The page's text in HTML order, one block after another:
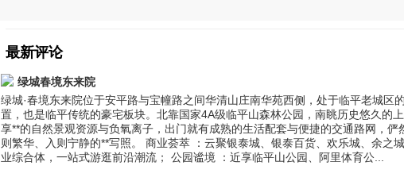
最新评论
绿城春境东来院
绿城·春境东来院位于安平路与宝幢路之间华清山庄南华苑西侧，处于临平老城区
置，也是临平传统的豪宅板块。北靠国家4A级临平山森林公园，南眺历史悠久的
享**的自然景观资源与负氧离子，出门就有成熟的生活配套与便捷的交通路网，俨
则繁华、入则宁静的**写照。 商业荟萃 ：云聚银泰城、银泰百货、欢乐城、余之
业综合体，一站式游逛前沿潮流； 公园谧境 ：近享临平山公园、阿里体育公...